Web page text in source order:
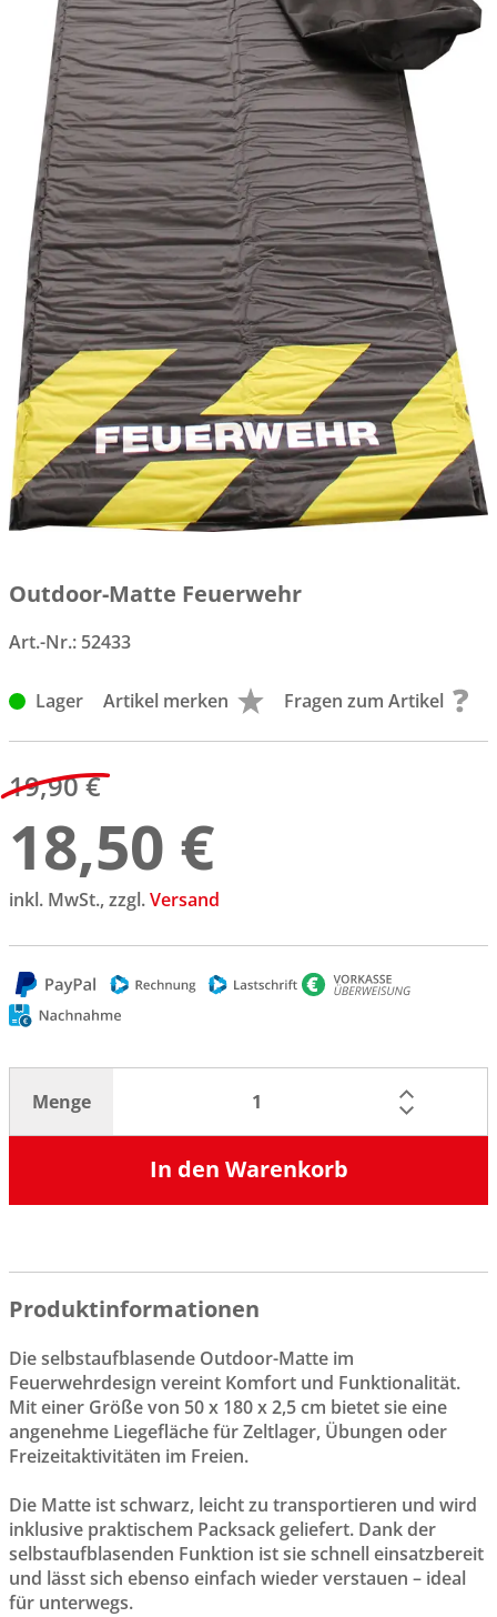
Outdoor-Matte Feuerwehr
Art.-Nr.: 52433
Lager Artikel merken Fragen zum Artikel
19,90 €
18,50 €
inkl. MwSt., zzgl.Versand
Menge
In den Warenkorb
Produktinformationen
Die selbstaufblasende Outdoor-Matte im
Feuerwehrdesign vereint Komfort und Funktionalität.
Mit einer Größe von 50 x 180 x 2,5 cm bietet sie eine
angenehme Liegefläche für Zeltlager, Übungen oder
Freizeitaktivitäten im Freien.
Die Matte ist schwarz, leicht zu transportieren und wird
inklusive praktischem Packsack geliefert. Dank der
selbstaufblasenden Funktion ist sie schnell einsatzbereit
und lässt sich ebenso einfach wieder verstauen – ideal
für unterwegs.